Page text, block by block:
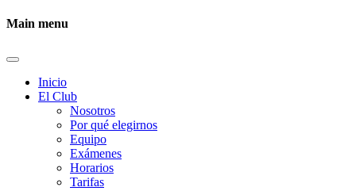
Main menu
Inicio
El Club
Nosotros
Por qué elegirnos
Equipo
Exámenes
Horarios
Tarifas